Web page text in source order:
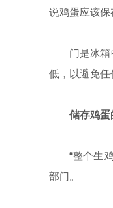
说鸡蛋应该保
门是冰
低，以避免
储存鸡蛋
“整个生
部门。